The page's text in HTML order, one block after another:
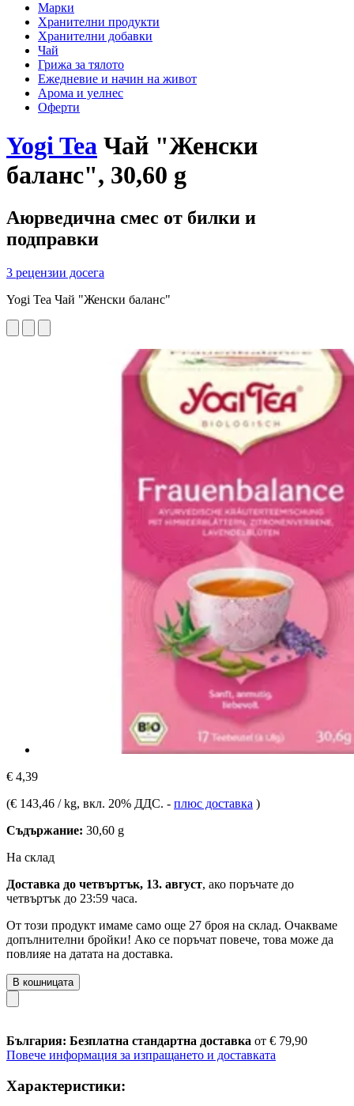
Марки
Хранителни продукти
Хранителни добавки
Чай
Грижа за тялото
Ежедневие и начин на живот
Арома и уелнес
Оферти
Yogi Tea Чай "Женски
баланс", 30,60 g
Аюрведична смес от билки и
подправки
3 рецензии досега
Yogi Tea Чай "Женски баланс"
€ 4,39
(€ 143,46 / kg, вкл. 20% ДДС. - плюс доставка )
Съдържание: 30,60 g
На склад
Доставка до четвъртък, 13. август, ако поръчате до
четвъртък до 23:59 часа.
От този продукт имаме само още 27 броя на склад. Очакваме
допълнителни бройки! Ако се поръчат повече, това може да
повлияе на датата на доставка.
В кошницата
България: Безплатна стандартна доставка от € 79,90
Повече информация за изпращането и доставката
Характеристики: